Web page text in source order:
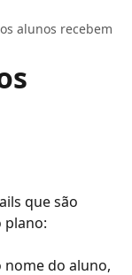
alunos recebem
que são
plano:
nome do aluno,